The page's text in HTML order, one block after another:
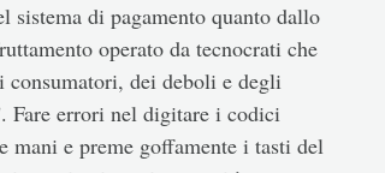
sistema di pagamento quanto dallo
operato da tecnocrati che
consumatori, dei deboli e degli
Fare errori nel digitare i codici
mani e preme goffamente i tasti del